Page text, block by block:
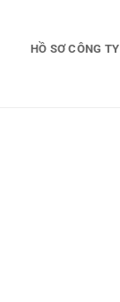
HỒ SƠ CÔNG TY